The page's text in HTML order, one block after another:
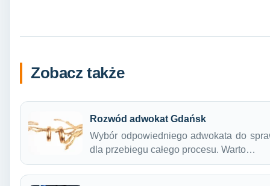
Zobacz także
Rozwód adwokat Gdańsk
Wybór odpowiedniego adwokata do
dla przebiegu całego procesu. Warto…